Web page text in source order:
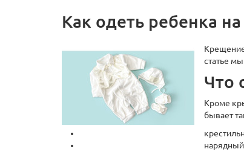
Как одеть ребенка
статье
Что
Кроме
бывает